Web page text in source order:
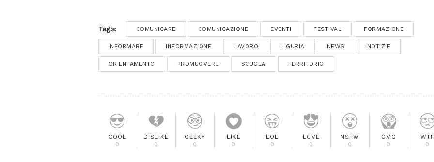
Tags: COMUNICARE COMUNICAZIONE EVENTI FESTIVAL FORMAZIONE
INFORMARE INFORMAZIONE LAVORO LIGURIA NEWS NOTIZIE
ORIENTAMENTO PROMUOVERE SCUOLA TERRITORIO
COOL
0
DISLIKE
0
GEEKY
0
LIKE
0
LOL
0
LOVE
0
NSFW
0
OMG
0
WTF
0